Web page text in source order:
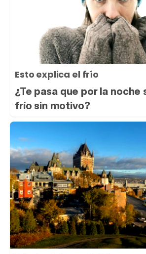
Esto explica el frío
¿Te pasa que por la noche
frío sin motivo?